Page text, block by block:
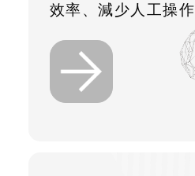
效率、減少人工操作